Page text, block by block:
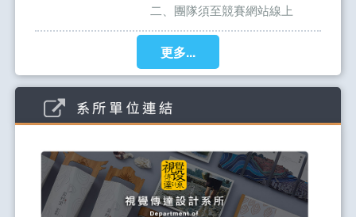
二、團隊須至競賽網站線上
完成「報名表」及「參賽同
意書」
三、至參賽專區上傳「競賽
構想書」，範本格式請參閱
競賽網站檔案下載區。
四、報名網址：
https://myway.nlma.gov.tw/
歡迎有興趣的同學踴躍報名
參加
2026-01-30
更多...